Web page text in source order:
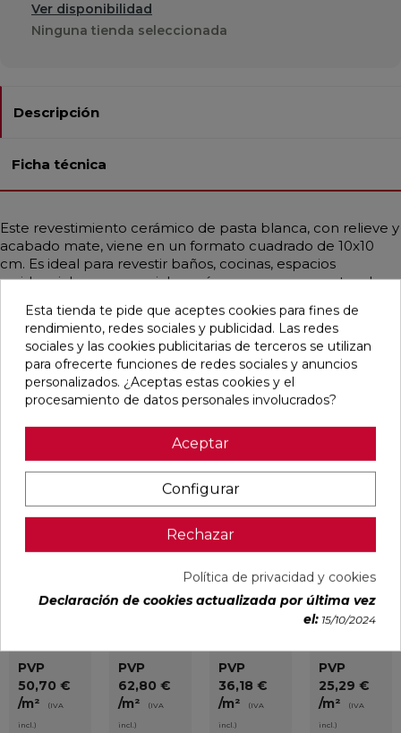
Ver disponibilidad
Ninguna tienda seleccionada
Descripción
Ficha técnica
Este revestimiento cerámico de pasta blanca, con relieve y
acabado mate, viene en un formato cuadrado de 10x10
cm. Es ideal para revestir baños, cocinas, espacios
residenciales y comerciales, así como para proyectos de
contemporáneos, mediterráneos, clásicos y nórdicos, y su
diseño en monocolor, predominantemente en tono
hueso, aporta un toque elegante y atemporal.
Pensamos que te puede interesar
120X240
RECTIFICADO
PVP
50,70 €
/m²
(IVA
incl.)
120X240
RECTIFICADO
PVP
62,80 €
/m²
(IVA
incl.)
favorite
IMPULSE
WHITE MATE
31,6X100
RECTIFICADO
PVP
36,18 €
/m²
(IVA
incl.)
AUSTRAL
BLANCO
GLOSS
29,5X59,5
Ref:
Colorker
PVP
25,29 €
/m²
(IVA
incl.)
Esta tienda te pide que aceptes cookies para fines de
rendimiento, redes sociales y publicidad. Las redes
sociales y las cookies publicitarias de terceros se utilizan
para ofrecerte funciones de redes sociales y anuncios
personalizados. ¿Aceptas estas cookies y el
procesamiento de datos personales involucrados?
Aceptar
Configurar
Rechazar
Política de privacidad y cookies
Declaración de cookies actualizada por última vez
el: 15/10/2024